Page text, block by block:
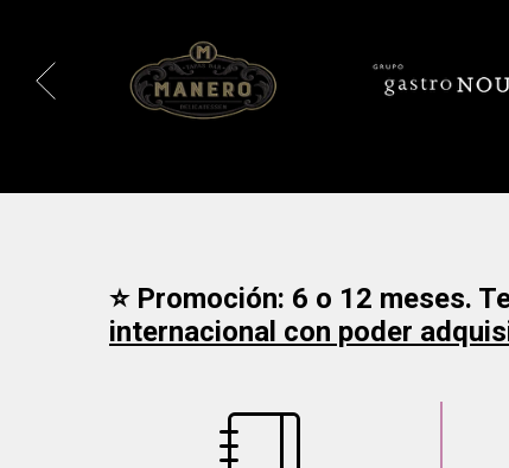
⭐ Promoción: 6 o 12 meses.
internacional con poder